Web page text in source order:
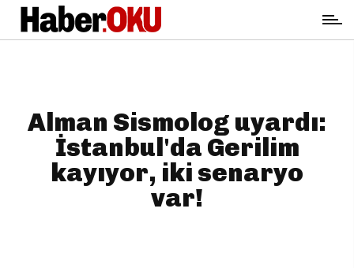
Alman Sismolog uyardı:
İstanbul'da Gerilim
kayıyor, iki senaryo
var!